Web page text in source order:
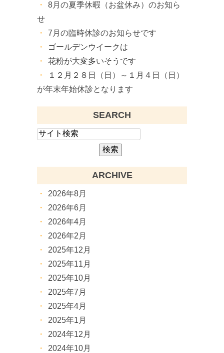
8月の夏季休暇（お盆休み）のお知ら
せ
7月の臨時休診のお知らせです
ゴールデンウイークは
花粉が大変多いそうです
１２月２８日（日）～１月４日（日）
が年末年始休診となります
SEARCH
ARCHIVE
2026年8月
2026年6月
2026年4月
2026年2月
2025年12月
2025年11月
2025年10月
2025年7月
2025年4月
2025年1月
2024年12月
2024年10月